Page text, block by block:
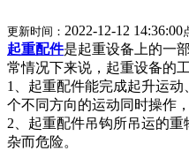
更新时间： 2022-12-12 14:36:00
起重配件是起重设备上的一
常情况下来说，起重设备的
1、起重配件能完成起升运
个不同方向的运动同时操作
2、起重配件吊钩所吊运的
杂而危险。